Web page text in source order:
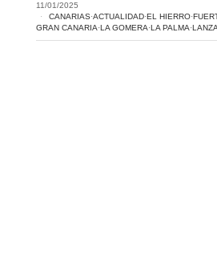
11/01/2025
CANARIAS·ACTUALIDAD·EL HIERRO·
GRAN CANARIA·LA GOMERA·LA PALMA·